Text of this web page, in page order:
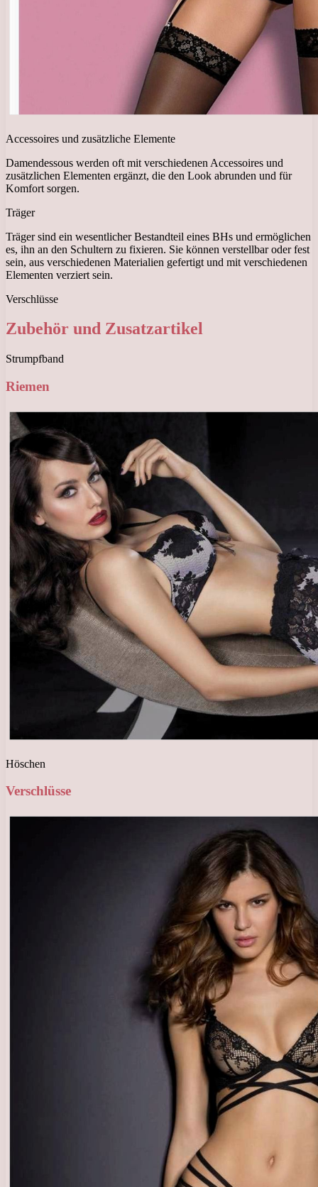
Accessoires und zusätzliche Elemente
Damendessous werden oft mit verschiedenen Accessoires und
zusätzlichen Elementen ergänzt, die den Look abrunden und für
Komfort sorgen.
Träger
Träger sind ein wesentlicher Bestandteil eines BHs und ermöglichen
es, ihn an den Schultern zu fixieren. Sie können verstellbar oder fest
sein, aus verschiedenen Materialien gefertigt und mit verschiedenen
Elementen verziert sein.
Verschlüsse
Zubehör und Zusatzartikel
Strumpfband
Riemen
Höschen
Verschlüsse